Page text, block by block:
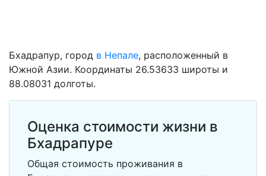
Бхадрапур, город в Непале, расположенный в
Южной Азии. Координаты 26.53633 широты и
88.08031 долготы.
Оценка стоимости жизни в
Бхадрапуре
Общая стоимость проживания в